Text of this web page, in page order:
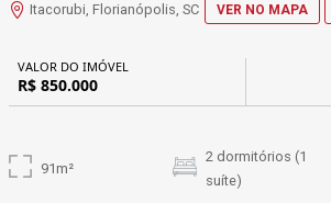
Itacorubi, Florianópolis, SC VER NO MAPA
VALOR DO IMÓVEL
R$ 850.000
91m²
2 dormitórios (1
suíte)